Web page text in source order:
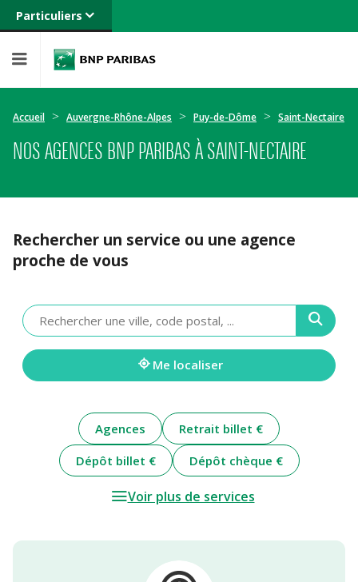
Particuliers
Banque privée
Entreprises
Accueil Auvergne-Rhône-Alpes Puy-de-Dôme Saint-Nectaire
NOS AGENCES BNP PARIBAS À SAINT-NECTAIRE
Rechercher un service ou une agence
proche de vous
Veuillez
renseigner
une
adresse
Me localiser
Agences
Retrait billet €
Dépôt billet €
Dépôt chèque €
Voir plus de services